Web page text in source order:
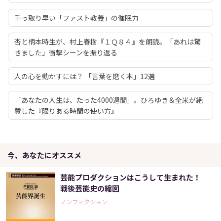
手っ取り早い「ファスト教養」の催眠力
杏と柄本時生が、村上春樹『１Ｑ８４』を朗読。「あれは驚
きました」衝撃シーンを振り返る
人の心を動かすには？ 「言葉を磨く本」12選
「あなたの人生は、たった4000週間」。ひろゆき＆全米が絶
賛した『限りある時間の使い方』
今、あなたにオススメ
芸能プロダクションはこうして生まれた！
戦後芸能史の縮図
ノンフィクション